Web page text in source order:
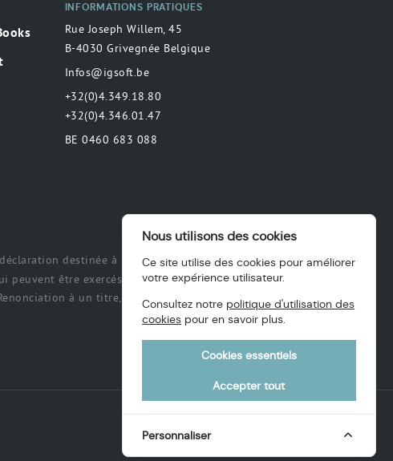
INFORMATIONS PRATIQUES
Rue Joseph Willem, 45
B-4030 Grivegnée Belgique
Infos@igsoft.be
+32(0)4.349.18.80
+32(0)4.346.01.47
BE 0460 683 088
destinée à préciser ou de délimiter
peuvent être exercés et exécutés par les
à un titre, des intérêts, une
Nous utilisons des cookies
Ce site utilise des cookies pour améliorer
votre expérience utilisateur.
Consultez notre politique d'utilisation des
cookies pour en savoir plus.
Cookies essentiels
Accepter tout
Personnaliser